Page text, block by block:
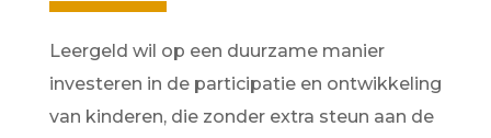
Leergeld wil op een duurzame manier
investeren in de participatie en ontwikkeling
van kinderen, die zonder extra steun aan de